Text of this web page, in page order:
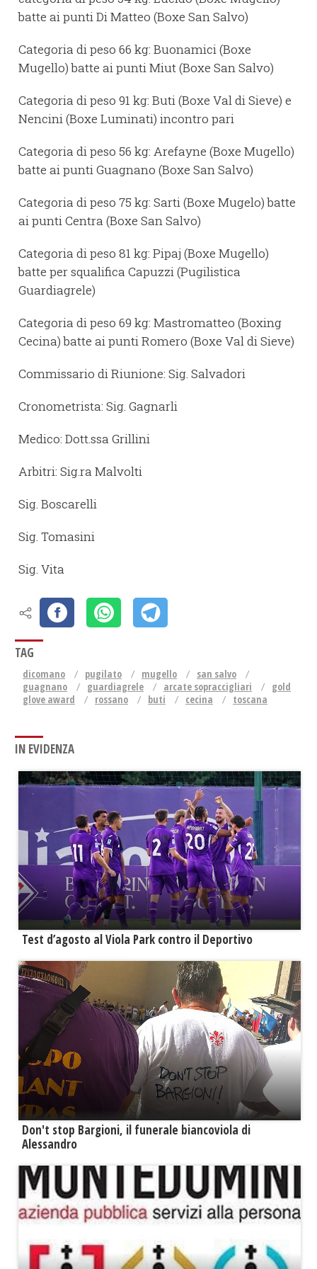
batte ai punti Di Matteo (Boxe San Salvo)
Categoria di peso 66 kg: Buonamici (Boxe
Mugello) batte ai punti Miut (Boxe San Salvo)
Categoria di peso 91 kg: Buti (Boxe Val di Sieve) e
Nencini (Boxe Luminati) incontro pari
Categoria di peso 56 kg: Arefayne (Boxe Mugello)
batte ai punti Guagnano (Boxe San Salvo)
Categoria di peso 75 kg: Sarti (Boxe Mugelo) batte
ai punti Centra (Boxe San Salvo)
Categoria di peso 81 kg: Pipaj (Boxe Mugello)
batte per squalifica Capuzzi (Pugilistica
Guardiagrele)
Categoria di peso 69 kg: Mastromatteo (Boxing
Cecina) batte ai punti Romero (Boxe Val di Sieve)
Commissario di Riunione: Sig. Salvadori
Cronometrista: Sig. Gagnarli
Medico: Dott.ssa Grillini
Arbitri: Sig.ra Malvolti
Sig. Boscarelli
Sig. Tomasini
Sig. Vita
TAG
dicomano pugilato mugello
san salvo
guagnano
guardiagrele arcate sopraccigliari
gold
glove award
rossano buti cecina toscana
IN EVIDENZA
Test d’agosto al Viola Park contro il Deportivo
Don't stop Bargioni, il funerale biancoviola di
Alessandro